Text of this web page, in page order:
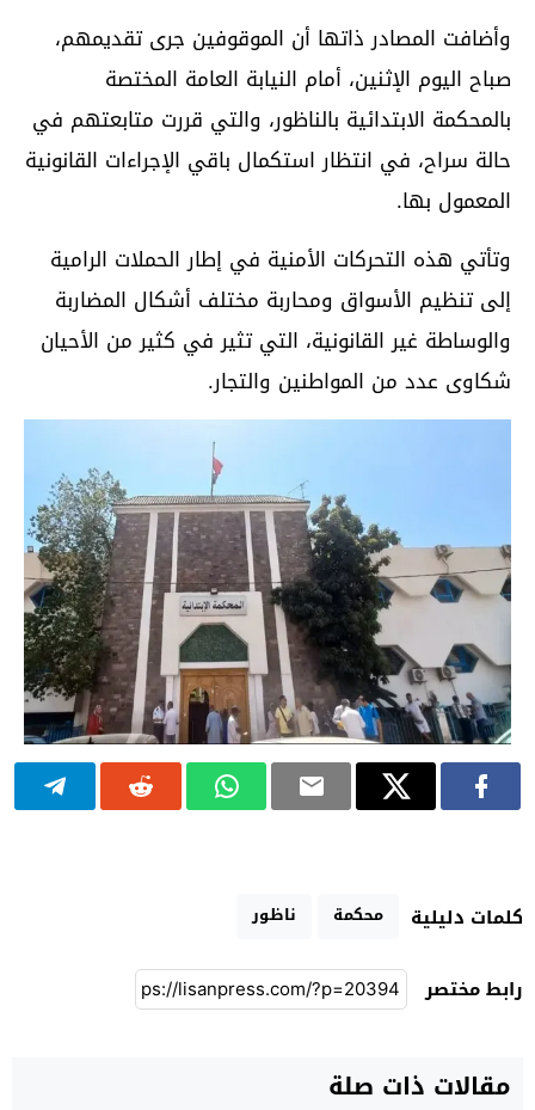
وأضافت المصادر ذاتها أن الموقوفين جرى تقديمهم،
صباح اليوم الإثنين، أمام النيابة العامة المختصة
بالمحكمة الابتدائية بالناظور، والتي قررت متابعتهم في
حالة سراح، في انتظار استكمال باقي الإجراءات القانونية
المعمول بها.
وتأتي هذه التحركات الأمنية في إطار الحملات الرامية
إلى تنظيم الأسواق ومحاربة مختلف أشكال المضاربة
والوساطة غير القانونية، التي تثير في كثير من الأحيان
شكاوى عدد من المواطنين والتجار.
كلمات دليلية محكمة ناظور
رابط مختصر
مقالات ذات صلة